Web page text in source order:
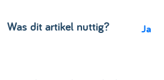
Was dit artikel nuttig? Ja